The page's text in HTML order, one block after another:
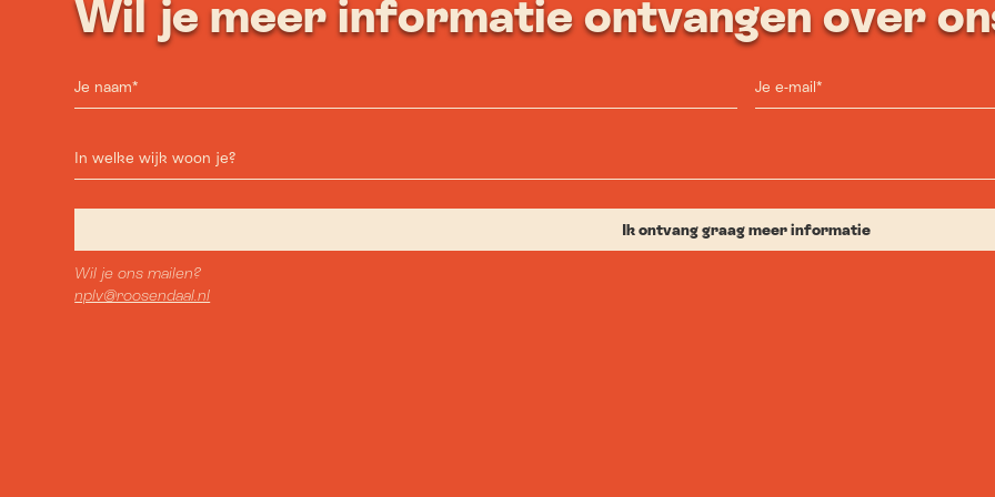
Wil je meer informatie ontvangen over
Wil je ons mailen?
nplv@roosendaal.nl